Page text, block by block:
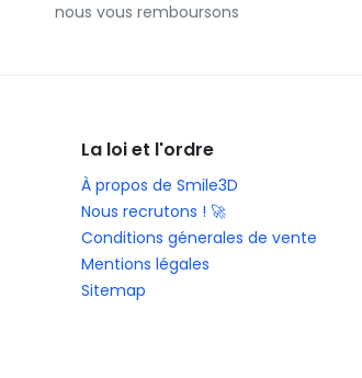
nous vous remboursons
La loi et l'ordre
À propos de Smile3D
Nous recrutons ! 🚀
Conditions génerales de vente
Mentions légales
Sitemap